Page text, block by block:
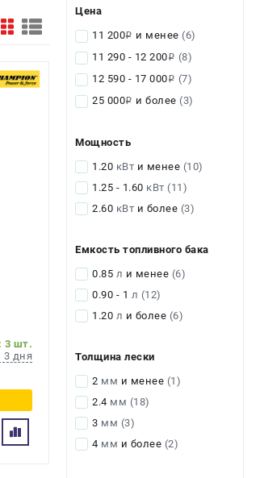
3 шт.
3 дня
Цена
11 200i и менее (6)
11 290 - 12 200i (8)
12 590 - 17 000i (7)
25 000i и более (3)
Мощность
1.20 кВт и менее (10)
1.25 - 1.60 кВт (11)
2.60 кВт и более (3)
Емкость топливного бака
0.85 л и менее (6)
0.90 - 1 л (12)
1.20 л и более (6)
Толщина лески
2 мм и менее (1)
2.4 мм (18)
3 мм (3)
4 мм и более (2)